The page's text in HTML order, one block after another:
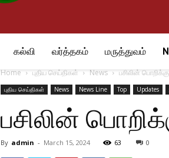
கல்வி வர்த்தகம் மருத்துவம்
Home புதிய செய்திகள் News பசிலின்
புதிய செய்திகள் News News Line Top Updates
பசிலின்
By admin - March 15, 2024 63 0